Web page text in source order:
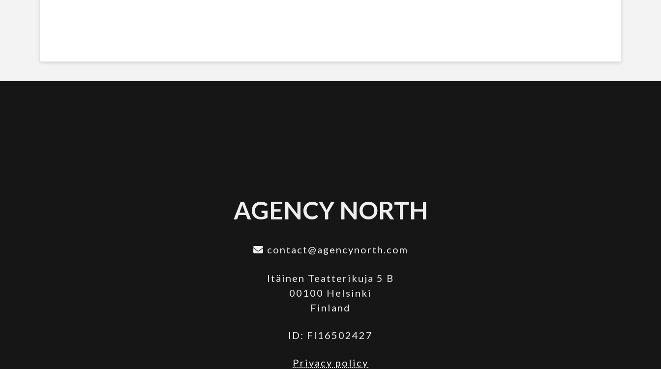
AGENCY NORTH
contact@agencynorth.com
Itäinen Teatterikuja 5 B
00100 Helsinki
Finland
ID: FI16502427
Privacy policy